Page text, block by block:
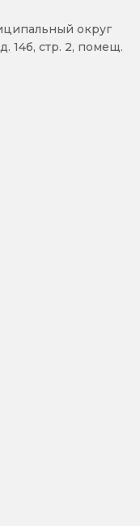
округ
14б, стр. 2, помещ.